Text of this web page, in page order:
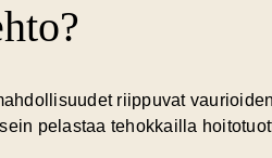
riippuvat
pelastaa tehokkailla